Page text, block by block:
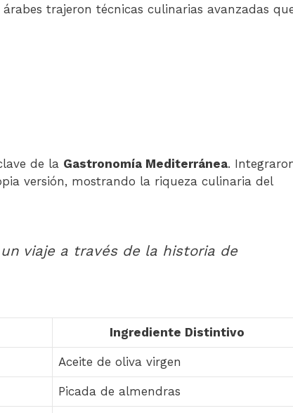
trajeron técnicas culinarias avanzadas
de la Gastronomía Mediterránea.
versión, mostrando la riqueza culinaria del
viaje a través de la historia de
Ingrediente Distintivo
Aceite de oliva virgen
Picada de almendras